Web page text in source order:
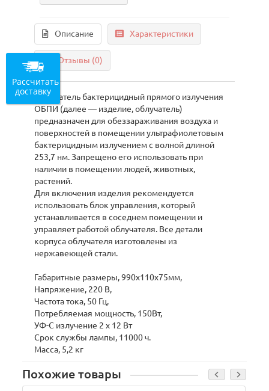
Описание Характеристики
Отзывы (0)
Облучатель бактерицидный прямого излучения
ОБПИ (далее — изделие, облучатель)
предназначен для обеззараживания воздуха и
поверхностей в помещении ультрафиолетовым
бактерицидным излучением с волной длиной
253,7 нм. Запрещено его использовать при
наличии в помещении людей, животных,
растений.
Для включения изделия рекомендуется
использовать блок управления, который
устанавливается в соседнем помещении и
управляет работой облучателя. Все детали
корпуса облучателя изготовлены из
нержавеющей стали.
Габаритные размеры, 990х110х75мм,
Напряжение, 220 В,
Частота тока, 50 Гц,
Потребляемая мощность, 150Вт,
УФ-С излучение 2 х 12 Вт
Срок службы лампы, 11000 ч.
Масса, 5,2 кг
Похожие товары
Рассчитать
доставку